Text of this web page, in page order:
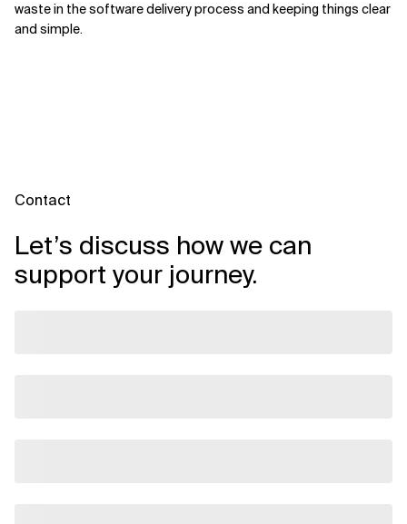
waste in the software delivery process and keeping things clear
and simple.
Contact
Let’s discuss how we can
support your journey.